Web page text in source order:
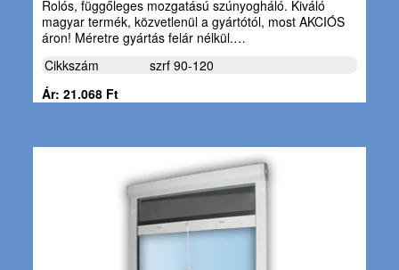
Rolós, függőleges mozgatású szúnyogháló. Kiváló
magyar termék, közvetlenül a gyártótól, most AKCIÓS
áron! Méretre gyártás felár nélkül.…
Cikkszám
szrf 90-120
Ár: 21.068 Ft